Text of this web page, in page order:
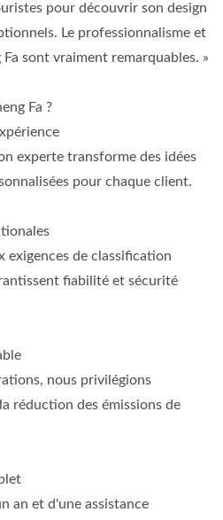
pour découvrir son design
Le professionnalisme et
Fa sont vraiment remarquables. »
Fa ?
experte transforme des idées
pour chaque client.
exigences de classification
fiabilité et sécurité
nous privilégions
réduction des émissions de
an et d'une assistance